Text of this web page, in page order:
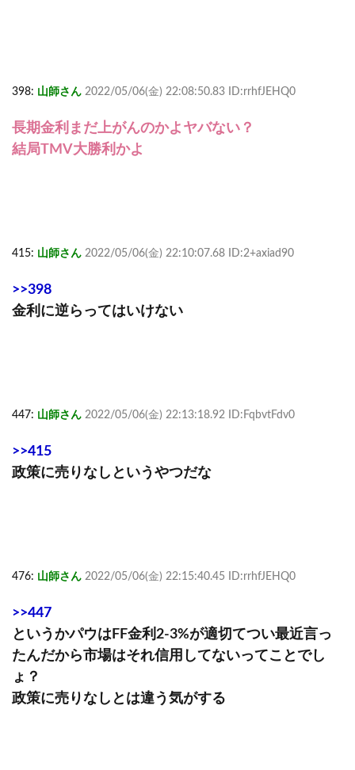
398: 山師さん 2022/05/06(金) 22:08:50.83 ID:rrhfJEHQ0
長期金利まだ上がんのかよヤバない？
結局TMV大勝利かよ
415: 山師さん 2022/05/06(金) 22:10:07.68 ID:2+axiad90
>>398
金利に逆らってはいけない
447: 山師さん 2022/05/06(金) 22:13:18.92 ID:FqbvtFdv0
>>415
政策に売りなしというやつだな
476: 山師さん 2022/05/06(金) 22:15:40.45 ID:rrhfJEHQ0
>>447
というかパウはFF金利2-3%が適切てつい最近言っ
たんだから市場はそれ信用してないってことでし
ょ？
政策に売りなしとは違う気がする